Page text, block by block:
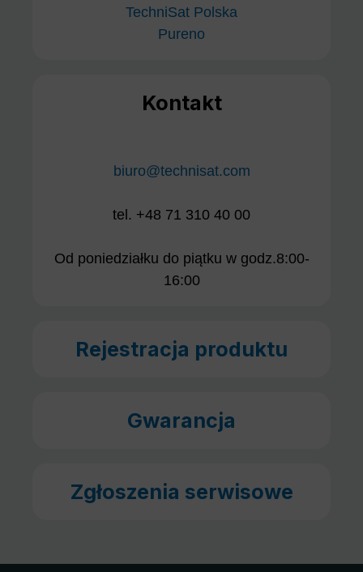
TechniSat Polska
Pureno
Kontakt
biuro@technisat.com
tel. +48 71 310 40 00
Od poniedziałku do piątku w godz.8:00-
16:00
Rejestracja produktu
Gwarancja
Zgłoszenia serwisowe